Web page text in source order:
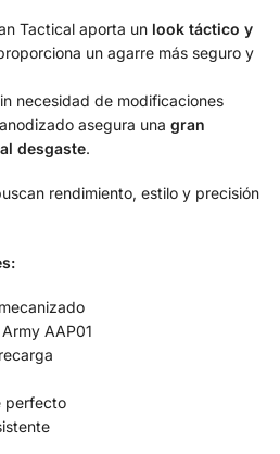
Tactical aporta un look táctico y
un agarre más seguro y
necesidad de modificaciones
asegura una gran
desgaste.
rendimiento, estilo y precisión
AAP01
perfecto